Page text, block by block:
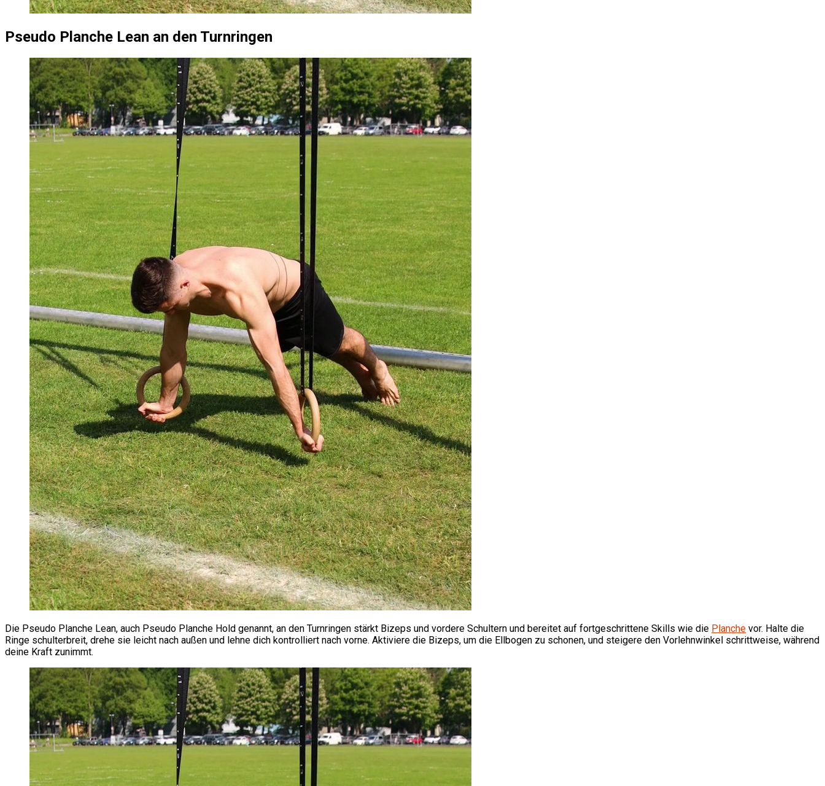
Pseudo Planche Lean an den Turnringen
Die Pseudo Planche Lean, auch Pseudo Planche Hold genannt, an den Turnringen stärkt Bizeps und vordere Schultern und bereitet auf fortgeschrittene Skills wie die Planche vor. Halte die
Ringe schulterbreit, drehe sie leicht nach außen und lehne dich kontrolliert nach vorne. Aktiviere die Bizeps, um die Ellbogen zu schonen, und steigere den Vorlehnwinkel schrittweise, während
deine Kraft zunimmt.